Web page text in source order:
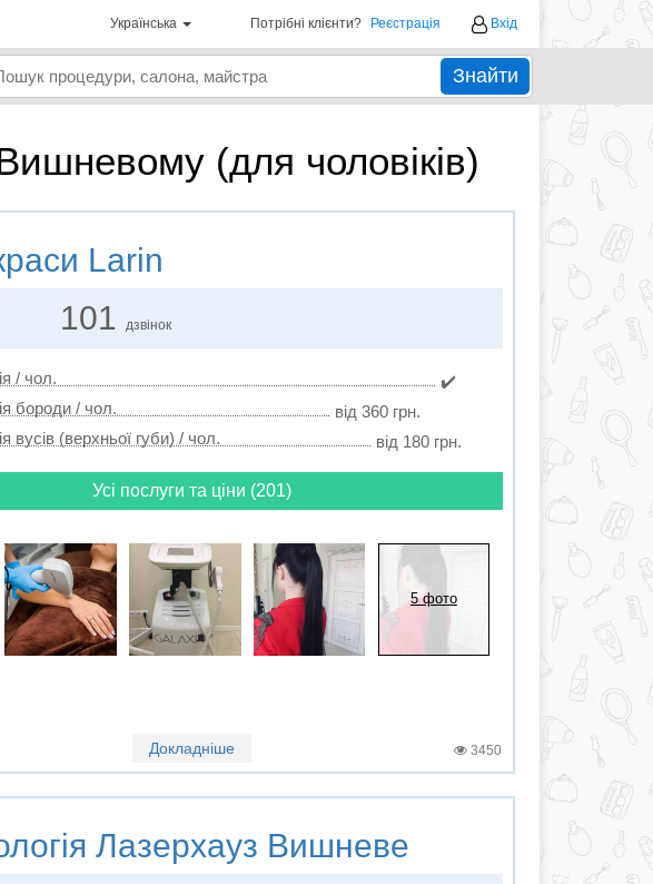
Українська Потрібні клієнти? Реєстрація Вхід
Знайти
(для чоловіків)
Larin
101 дзвінок
/ чол.
✔️
бороди / чол.
від 360 грн.
вусів (верхньої губи) / чол.
від 180 грн.
Усі послуги та ціни (201)
5 фото
Докладніше 3450
Лазерхауз Вишневе